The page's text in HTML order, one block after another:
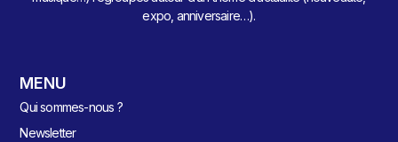
expo, anniversaire…).
MENU
Qui sommes-nous ?
Newsletter